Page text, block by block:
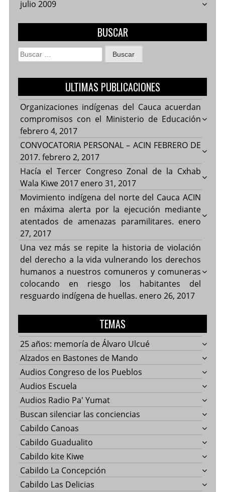
julio 2009
BUSCAR
Buscar:
ULTIMAS PUBLICACIONES
Organizaciones indígenas del Cauca acuerdan
compromisos con el Ministerio de Educación
febrero 4, 2017
CONVOCATORIA PERSONAL – ACIN FEBRERO DE
2017. febrero 2, 2017
Hacía el Tercer Congreso Zonal de la Cxhab
Wala Kiwe 2017 enero 31, 2017
Movimiento indígena del norte del Cauca ACIN
en máxima alerta por la ejecución mediante
atentados de amenazas paramilitares. enero
27, 2017
Una vez más se repite la historia de violación
del derecho a la vida vulnerando los derechos
humanos a nuestros comuneros y comuneras
colocando en riesgo los habitantes del
resguardo indígena de huellas. enero 26, 2017
TEMAS
25 años: memoría de Álvaro Ulcué
Alzados en Bastones de Mando
Audios Congreso de los Pueblos
Audios Escuela
Audios Radio Pa' Yumat
Buscan silenciar las conciencias
Cabildo Canoas
Cabildo Guadualito
Cabildo kite Kiwe
Cabildo La Concepción
Cabildo Las Delicias